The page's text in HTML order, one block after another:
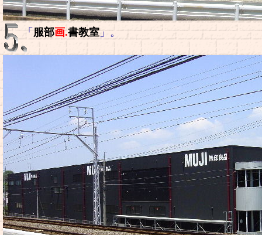
「 服部画.書教室」。